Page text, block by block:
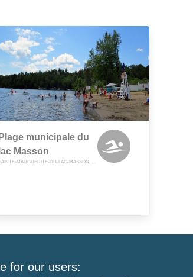
Plage municipale du
lac Masson
SAINTE-MARGUERITE-DU-LAC-MASSON, QUEBEC
for our users: